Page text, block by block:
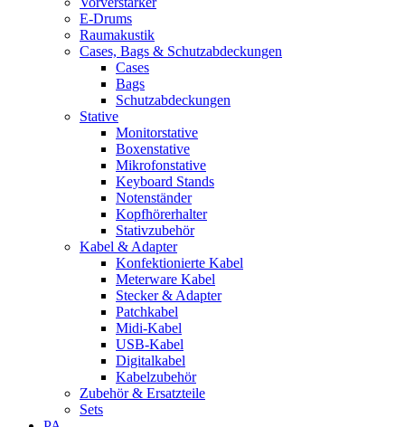
E-Drums
Raumakustik
Cases, Bags & Schutzabdeckungen
Cases
Bags
Schutzabdeckungen
Stative
Monitorstative
Boxenstative
Mikrofonstative
Keyboard Stands
Notenständer
Kopfhörerhalter
Stativzubehör
Kabel & Adapter
Konfektionierte Kabel
Meterware Kabel
Stecker & Adapter
Patchkabel
Midi-Kabel
USB-Kabel
Digitalkabel
Kabelzubehör
Zubehör & Ersatzteile
Sets